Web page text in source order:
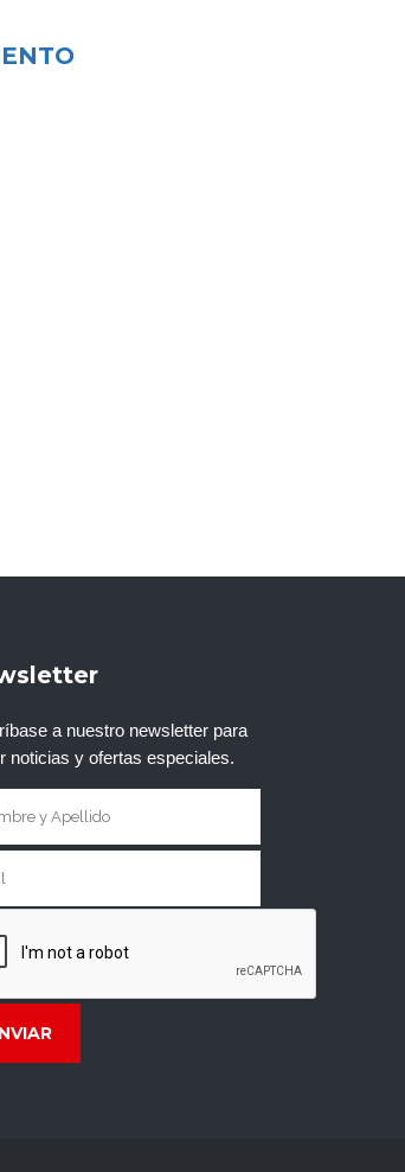
a nuestro newsletter para
noticias y ofertas especiales.